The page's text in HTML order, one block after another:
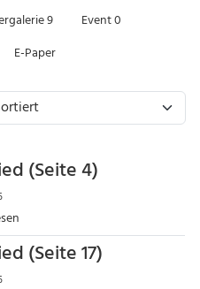
9 Event0
E-Paper
(Seite 4)
(Seite 17)